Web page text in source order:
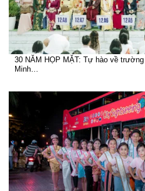
30 NĂM HỌP MẶT: Tự hào về
Minh…